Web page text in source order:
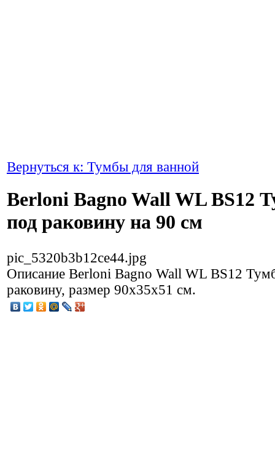
Вернуться к: Тумбы для ванной
Berloni Bagno Wall WL BS12
под раковину на 90 см
pic_5320b3b12ce44.jpg
Описание Berloni Bagno Wall WL BS12
раковину, размер 90х35х51 см.